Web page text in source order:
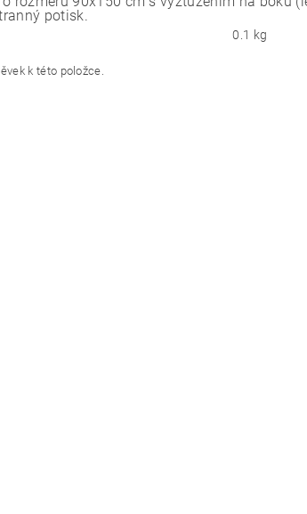
potisk.
0.1 kg
k této položce.